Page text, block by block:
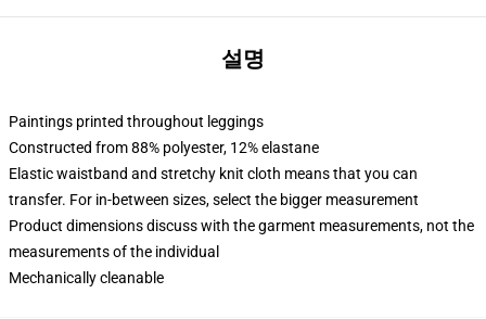
설명
Paintings printed throughout leggings
Constructed from 88% polyester, 12% elastane
Elastic waistband and stretchy knit cloth means that you can
transfer. For in-between sizes, select the bigger measurement
Product dimensions discuss with the garment measurements, not the
measurements of the individual
Mechanically cleanable